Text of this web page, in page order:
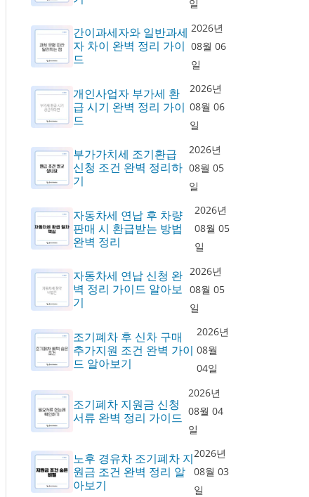
일
간이과세자와 일반과세
자 차이 완벽 정리 가이
드
2026년
08월 06
일
개인사업자 부가세 환
급 시기 완벽 정리 가이
드
2026년
08월 06
일
부가가치세 조기환급
신청 조건 완벽 정리하
기
2026년
08월 05
일
자동차세 연납 후 차량
판매 시 환급받는 방법
완벽 정리
2026년
08월 05
일
자동차세 연납 신청 완
벽 정리 가이드 알아보
기
2026년
08월 05
일
조기폐차 후 신차 구매
추가지원 조건 완벽 가이
드 알아보기
2026년
08월
04일
조기폐차 지원금 신청
서류 완벽 정리 가이드
2026년
08월 04
일
노후 경유차 조기폐차 지
원금 조건 완벽 정리 알
아보기
2026년
08월 03
일